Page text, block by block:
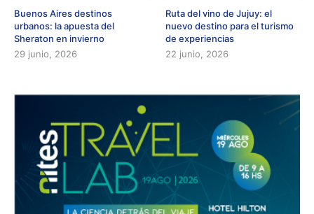
Buenos Aires destinos
urbanos: la apuesta del
Sheraton en invierno
29 junio, 2026
Ruta del vino de Jujuy: el
nuevo destino para el turismo
de experiencias
22 junio, 2026